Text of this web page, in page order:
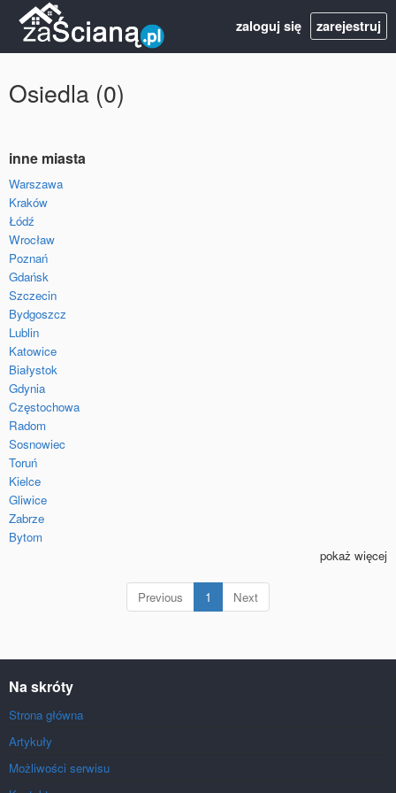
zaloguj się zarejestruj
Osiedla (0)
inne miasta
Warszawa
Kraków
Łódź
Wrocław
Poznań
Gdańsk
Szczecin
Bydgoszcz
Lublin
Katowice
Białystok
Gdynia
Częstochowa
Radom
Sosnowiec
Toruń
Kielce
Gliwice
Zabrze
Bytom
pokaż więcej
Previous 1 (current)
Next
Na skróty
Strona główna
Artykuły
Możliwości serwisu